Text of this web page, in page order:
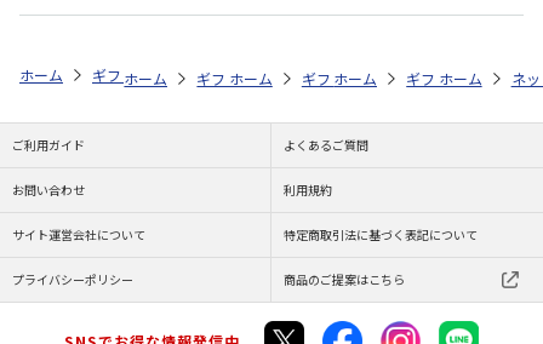
ホーム ギフトストア お中元・夏ギフト特集 2026 そうめん・麺類
ホーム ギフトストア お中元・夏ギフト特集 2026
ホーム ギフトストア お中元・夏ギフト
ホーム ギフトストア お
ホーム ネ
ご利用ガイド よくあるご質問
お問い合わせ 利用規約
サイト運営会社について 特定商取引法に基づく表記について
プライバシーポリシー 商品のご提案はこちら